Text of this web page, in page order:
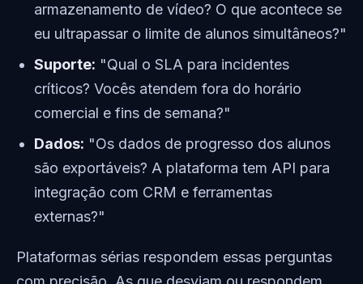
armazenamento de vídeo? O que acontece se
eu ultrapassar o limite de alunos simultâneos?"
Suporte: "Qual o SLA para incidentes
críticos? Vocês atendem fora do horário
comercial e fins de semana?"
Dados: "Os dados de progresso dos alunos
são exportáveis? A plataforma tem API para
integração com CRM e ferramentas
externas?"
Plataformas sérias respondem essas perguntas